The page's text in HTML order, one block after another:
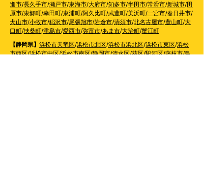
進市/長久手市/瀬戸市/東海市/大府市/知多市/半田市/常滑市/新城市/田
原市/東郷町/幸田町/東浦町/阿久比町/武豊町/美浜町/一宮市/春日井市/
犬山市/小牧市/稲沢市/尾張旭市/岩倉市/清須市/北名古屋市/豊山町/大
口町/扶桑町/津島市/愛西市/弥富市/あま市/大治町/蟹江町
【静岡県】 浜松市天竜区/浜松市北区/浜松市浜北区/浜松市東区/浜松
市西区/浜松市中区/浜松市南区/静岡市/清水区/葵区/駿河区/藤枝市/島